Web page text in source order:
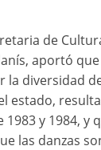
de
aportó
la diversidad
estado,
y 1984, y
las danzas